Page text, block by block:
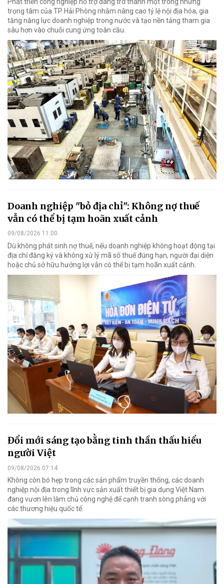
trọng tâm của TP Hải Phòng nhằm nâng cao tỷ lệ nội địa hóa, gia
tăng năng lực doanh nghiệp trong nước và tạo nền tảng tham gia
sâu hơn vào chuỗi cung ứng toàn cầu.
Doanh nghiệp "bỏ địa chỉ": Không nợ thuế
vẫn có thể bị tạm hoãn xuất cảnh
09/08/2026 11:00
Dù không phát sinh nợ thuế, nếu doanh nghiệp không hoạt động tại
địa chỉ đăng ký và không xử lý mã số thuế đúng hạn, người đại diện
hoặc chủ sở hữu hưởng lợi vẫn có thể bị tạm hoãn xuất cảnh.
Đổi mới sáng tạo bằng tinh thần thấu hiểu
người Việt
09/08/2026 07:14
Không còn bó hẹp trong các sản phẩm truyền thống, các doanh
nghiệp nội địa trong lĩnh vực sản xuất thiết bị gia dụng Việt Nam
đang vươn lên làm chủ công nghệ để cạnh tranh sòng phẳng với
các thương hiệu quốc tế.